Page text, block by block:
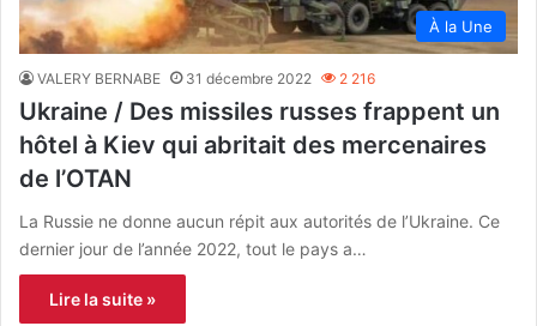
À la Une
VALERY BERNABE 31 décembre 2022 2 216
Ukraine / Des missiles russes frappent un
hôtel à Kiev qui abritait des mercenaires
de l’OTAN
La Russie ne donne aucun répit aux autorités de l’Ukraine. Ce
dernier jour de l’année 2022, tout le pays a…
Lire la suite »